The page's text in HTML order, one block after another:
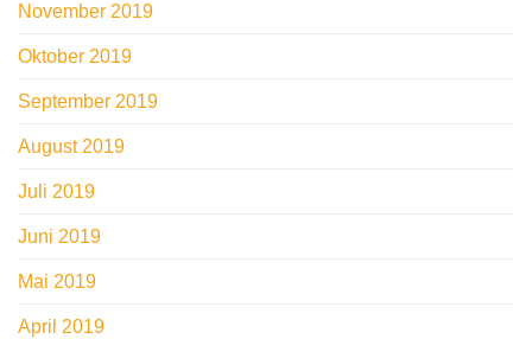
November 2019
Oktober 2019
September 2019
August 2019
Juli 2019
Juni 2019
Mai 2019
April 2019